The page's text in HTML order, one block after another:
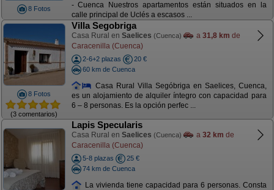
8 Fotos
- Cuenca Nuestros apartamentos están situados en la
calle principal de Uclés a escasos ...
8 Fotos
(3 comentarios)
Villa Segobriga
Casa Rural en Saelices (Cuenca) a 31,8 km de
Caracenilla (Cuenca)
2-6+2 plazas
20 €
60 km de Cuenca
Casa Rural Villa Segóbriga en Saelices, Cuenca,
es un alojamiento de alquiler íntegro con capacidad para
6 – 8 personas. Es la opción perfec ...
Lapis Specularis
Casa Rural en Saelices (Cuenca) a 32 km de
Caracenilla (Cuenca)
5-8 plazas
25 €
74 km de Cuenca
La vivienda tiene capacidad para 6 personas. Consta